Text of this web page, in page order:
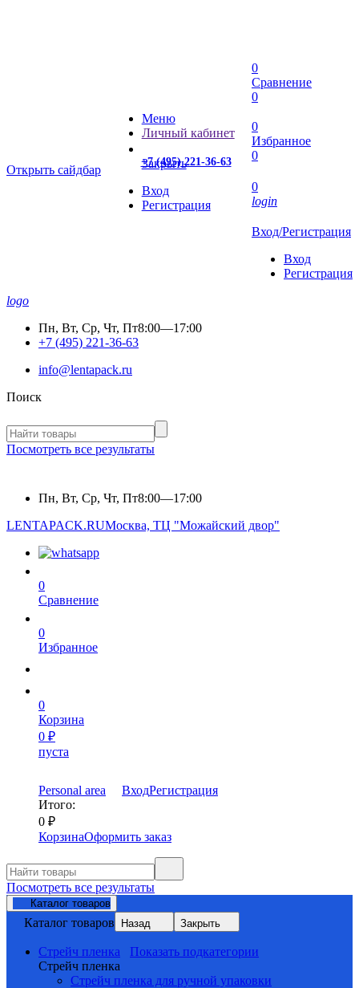
Открыть сайдбар
Меню
Личный кабинет
Закрыть
Вход
Регистрация
0
Сравнение
0
0
Избранное
0
0
+7 (495) 221-36-63
login
Вход/Регистрация
Вход
Регистрация
logo
Пн, Вт, Ср, Чт, Пт8:00—17:00
+7 (495) 221-36-63
info@lentapack.ru
Поиск
Посмотреть все результаты
Пн, Вт, Ср, Чт, Пт8:00—17:00
LENTAPACK.RUМосква, ТЦ "Можайский двор"
0
Сравнение
0
Избранное
0
Корзина
0 ₽
пуста
Personal area ВходРегистрация
Итого:
0 ₽
КорзинаОформить заказ
Посмотреть все результаты
Каталог товаров
Каталог товаров Назад Закрыть
Стрейч пленка
Показать подкатегории
Стрейч пленка
Стрейч пленка для ручной упаковки